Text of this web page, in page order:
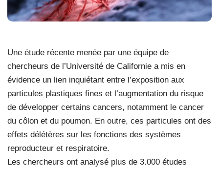
Une étude récente menée par une équipe de
chercheurs de l’Université de Californie a mis en
évidence un lien inquiétant entre l’exposition aux
particules plastiques fines et l’augmentation du risque
de développer certains cancers, notamment le cancer
du côlon et du poumon. En outre, ces particules ont des
effets délétères sur les fonctions des systèmes
reproducteur et respiratoire.
Les chercheurs ont analysé plus de 3.000 études